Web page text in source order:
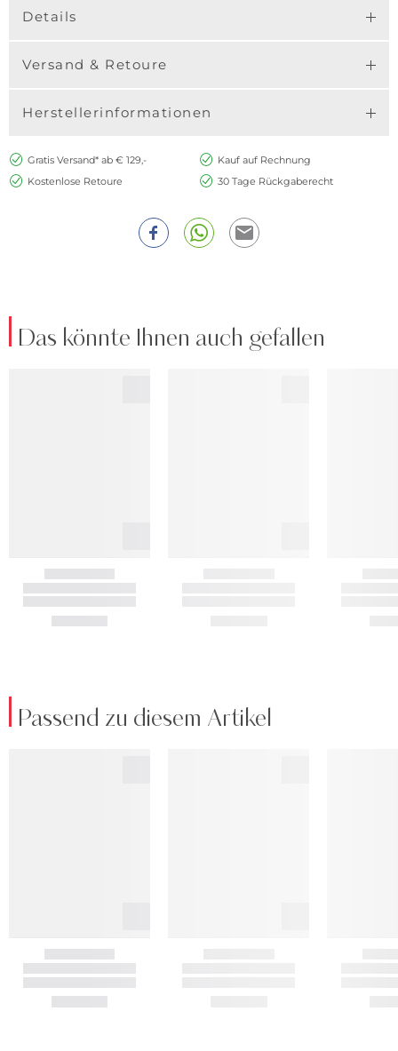
Details
Versand & Retoure
Herstellerinformationen
Gratis Versand* ab € 129,-
Kauf auf Rechnung
Kostenlose Retoure
30 Tage Rückgaberecht
Das könnte Ihnen auch gefallen
Passend zu diesem Artikel